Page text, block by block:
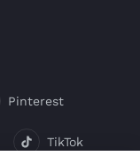
Pinterest
TikTok